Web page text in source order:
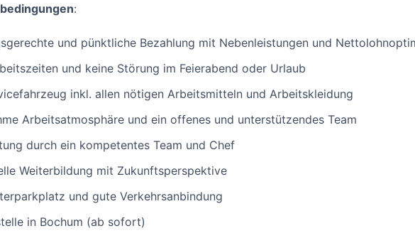
:
und pünktliche Bezahlung mit Nebenleistungen und
und keine Störung im Feierabend oder Urlaub
inkl. allen nötigen Arbeitsmitteln und Arbeitskleidung
Arbeitsatmosphäre und ein offenes und unterstützendes Team
durch ein kompetentes Team und Chef
Weiterbildung mit Zukunftsperspektive
und gute Verkehrsanbindung
in Bochum (ab sofort)